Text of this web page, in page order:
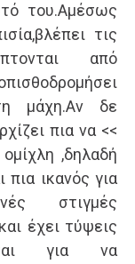
του.Αμέσως
τις
από
μάχη.Αν δε
πια να <<
,δηλαδή
πια ικανός για
στιγμές
έχει τύψεις
για να